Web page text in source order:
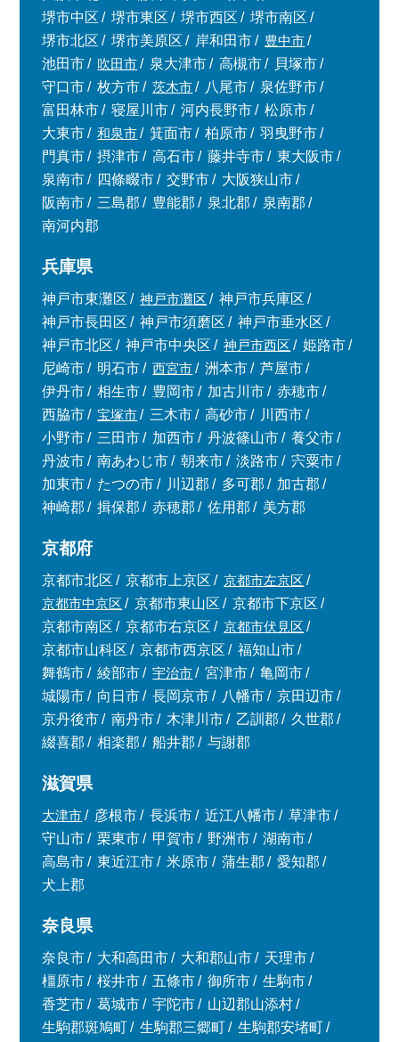
堺市中区
堺市東区 堺市西区
堺市南区
堺市北区
堺市美原区 岸和田市
豊中市
池田市
吹田市 泉大津市 高槻市
貝塚市
守口市
枚方市 茨木市 八尾市
泉佐野市
富田林市
寝屋川市 河内長野市
松原市
大東市
和泉市 箕面市 柏原市
羽曳野市
門真市
摂津市 高石市 藤井寺市
東大阪市
泉南市
四條畷市 交野市
大阪狭山市
阪南市
三島郡 豊能郡 泉北郡
泉南郡
南河内郡
兵庫県
神戸市東灘区 神戸市灘区
神戸市兵庫区
神戸市長田区
神戸市須磨区
神戸市垂水区
神戸市北区
神戸市中央区 神戸市西区
姫路市
尼崎市
明石市 西宮市 洲本市
芦屋市
伊丹市
相生市 豊岡市 加古川市
赤穂市
西脇市
宝塚市 三木市 高砂市
川西市
小野市
三田市 加西市 丹波篠山市
養父市
丹波市
南あわじ市 朝来市 淡路市
宍粟市
加東市
たつの市 川辺郡 多可郡
加古郡
神崎郡
揖保郡 赤穂郡 佐用郡 美方郡
京都府
京都市北区 京都市上京区
京都市左京区
京都市中京区
京都市東山区
京都市下京区
京都市南区
京都市右京区
京都市伏見区
京都市山科区
京都市西京区
福知山市
舞鶴市
綾部市 宇治市 宮津市
亀岡市
城陽市
向日市 長岡京市 八幡市
京田辺市
京丹後市
南丹市 木津川市 乙訓郡
久世郡
綴喜郡
相楽郡 船井郡 与謝郡
滋賀県
大津市 彦根市 長浜市 近江八幡市
草津市
守山市
栗東市 甲賀市 野洲市
湖南市
高島市
東近江市 米原市 蒲生郡
愛知郡
犬上郡
奈良県
奈良市 大和高田市 大和郡山市
天理市
橿原市
桜井市 五條市 御所市
生駒市
香芝市
葛城市 宇陀市
山辺郡山添村
生駒郡斑鳩町
生駒郡三郷町
生駒郡安堵町